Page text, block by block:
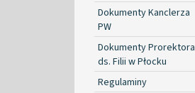
Dokumenty Kanclerza
PW
Dokumenty Prorektora
ds. Filii w Płocku
Regulaminy